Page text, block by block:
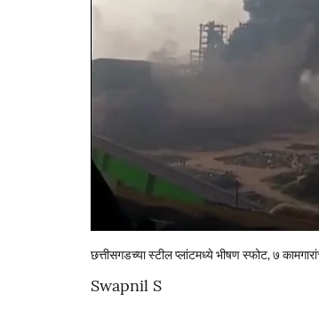
छत्तीसगडच्या स्टील प्लांटमध्ये भीषण स्फोट, ७
Swapnil S